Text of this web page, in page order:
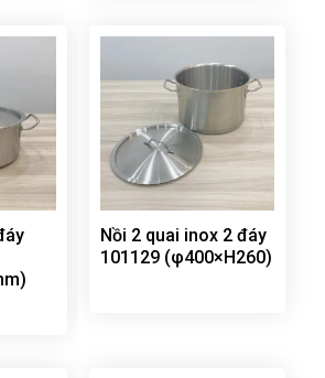
Nồi 2 quai inox 2 đáy
101129 (φ400×H260)